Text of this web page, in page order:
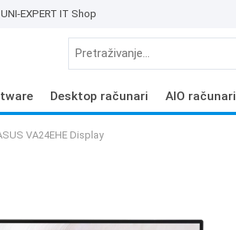
UNI-EXPERT IT Shop
Desktop računari AIO računari
VA24EHE Display